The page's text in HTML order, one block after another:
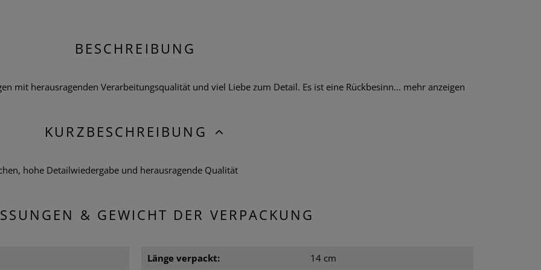
BESCHREIBUNG
mit herausragenden Verarbeitungsqualität und viel Liebe zum Detail. Es ist eine Rückbesinn... mehr anzeigen
KURZBESCHREIBUNG
hohe Detailwiedergabe und herausragende Qualität
& GEWICHT DER VERPACKUNG
Länge verpackt: 14 cm